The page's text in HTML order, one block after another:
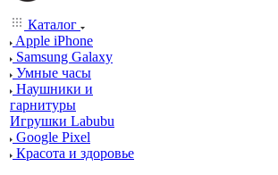
Каталог
Apple iPhone
Samsung Galaxy
Умные часы
Наушники и
гарнитуры
Игрушки Labubu
Google Pixel
Красота и здоровье